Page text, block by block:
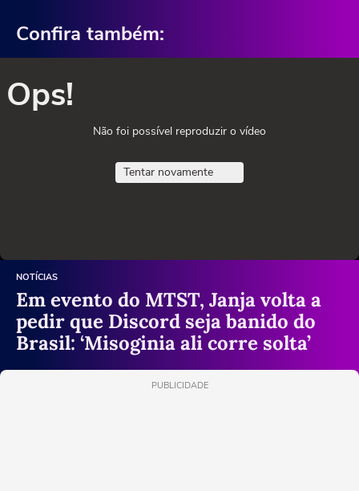
Confira também:
Ops!
Não foi possível reproduzir o vídeo
Tentar novamente
NOTÍCIAS
Em evento do MTST, Janja volta a
pedir que Discord seja banido do
Brasil: ‘Misoginia ali corre solta’
PUBLICIDADE